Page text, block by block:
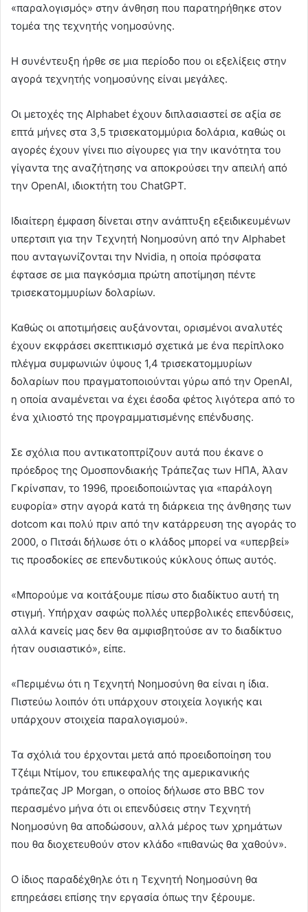
«παραλογισμός» στην άνθηση που παρατηρήθηκε στον
τομέα της τεχνητής νοημοσύνης.
Η συνέντευξη ήρθε σε μια περίοδο που οι εξελίξεις στην
αγορά τεχνητής νοημοσύνης είναι μεγάλες.
Οι μετοχές της Alphabet έχουν διπλασιαστεί σε αξία σε
επτά μήνες στα 3,5 τρισεκατομμύρια δολάρια, καθώς οι
αγορές έχουν γίνει πιο σίγουρες για την ικανότητα του
γίγαντα της αναζήτησης να αποκρούσει την απειλή από
την OpenAI, ιδιοκτήτη του ChatGPT.
Ιδιαίτερη έμφαση δίνεται στην ανάπτυξη εξειδικευμένων
υπερτσιπ για την Τεχνητή Νοημοσύνη από την Alphabet
που ανταγωνίζονται την Nvidia, η οποία πρόσφατα
έφτασε σε μια παγκόσμια πρώτη αποτίμηση πέντε
τρισεκατομμυρίων δολαρίων.
Καθώς οι αποτιμήσεις αυξάνονται, ορισμένοι αναλυτές
έχουν εκφράσει σκεπτικισμό σχετικά με ένα περίπλοκο
πλέγμα συμφωνιών ύψους 1,4 τρισεκατομμυρίων
δολαρίων που πραγματοποιούνται γύρω από την OpenAI,
η οποία αναμένεται να έχει έσοδα φέτος λιγότερα από το
ένα χιλιοστό της προγραμματισμένης επένδυσης.
Σε σχόλια που αντικατοπτρίζουν αυτά που έκανε ο
πρόεδρος της Ομοσπονδιακής Τράπεζας των ΗΠΑ, Άλαν
Γκρίνσπαν, το 1996, προειδοποιώντας για «παράλογη
ευφορία» στην αγορά κατά τη διάρκεια της άνθησης των
dotcom και πολύ πριν από την κατάρρευση της αγοράς το
2000, ο Πιτσάι δήλωσε ότι ο κλάδος μπορεί να «υπερβεί»
τις προσδοκίες σε επενδυτικούς κύκλους όπως αυτός.
«Μπορούμε να κοιτάξουμε πίσω στο διαδίκτυο αυτή τη
στιγμή. Υπήρχαν σαφώς πολλές υπερβολικές επενδύσεις,
αλλά κανείς μας δεν θα αμφισβητούσε αν το διαδίκτυο
ήταν ουσιαστικό», είπε.
«Περιμένω ότι η Τεχνητή Νοημοσύνη θα είναι η ίδια.
Πιστεύω λοιπόν ότι υπάρχουν στοιχεία λογικής και
υπάρχουν στοιχεία παραλογισμού».
Τα σχόλιά του έρχονται μετά από προειδοποίηση του
Τζέιμι Ντίμον, του επικεφαλής της αμερικανικής
τράπεζας JP Morgan, ο οποίος δήλωσε στο BBC τον
περασμένο μήνα ότι οι επενδύσεις στην Τεχνητή
Νοημοσύνη θα αποδώσουν, αλλά μέρος των χρημάτων
που θα διοχετευθούν στον κλάδο «πιθανώς θα χαθούν».
Ο ίδιος παραδέχθηλε ότι η Τεχνητή Νοημοσύνη θα
επηρεάσει επίσης την εργασία όπως την ξέρουμε.